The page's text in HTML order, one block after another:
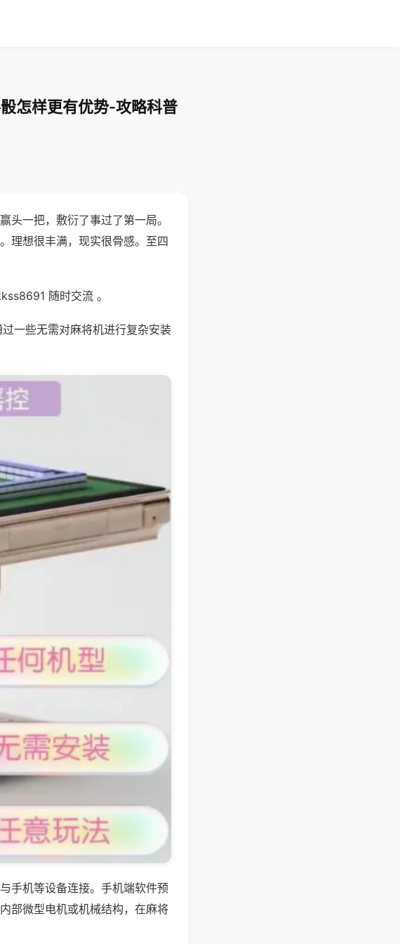
怎样更有优势-攻略科普
头一把，敷衍了事过了第一局。
理想很丰满，现实很骨感。至四
随时交流 。
一些无需对麻将机进行复杂安装
手机等设备连接。手机端软件预
部微型电机或机械结构，在麻将